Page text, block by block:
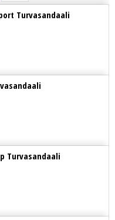
Turvasandaali
Turvasandaali